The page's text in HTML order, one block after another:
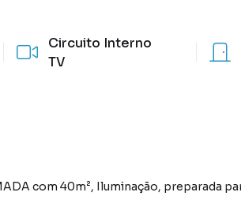
Circuito Interno
TV
com 40m², Iluminação, preparada